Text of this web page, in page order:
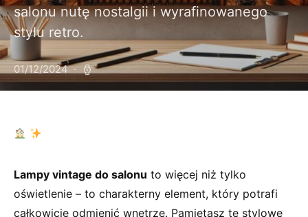
salonu nutę nostalgii i wyrafinowanego
stylu retro.
01/12/2024
Lampy vintage do salonu to więcej ‍niż tylko
oświetlenie – to charakterny element, ​który potrafi
całkowicie odmienić wnętrze. Pamiętasz te ​stylowe⁢